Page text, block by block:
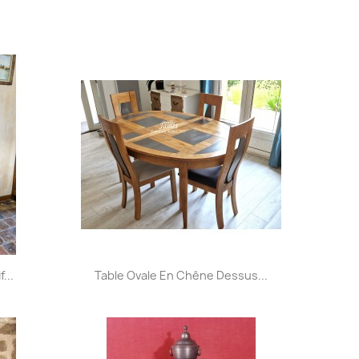
Aperçu rapide
Table Ovale En Chêne Dessus...